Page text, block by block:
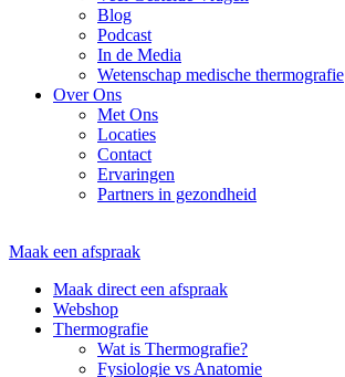
Blog
Podcast
In de Media
Wetenschap medische thermografie
Over Ons
Met Ons
Locaties
Contact
Ervaringen
Partners in gezondheid
Maak een afspraak
Maak direct een afspraak
Webshop
Thermografie
Wat is Thermografie?
Fysiologie vs Anatomie